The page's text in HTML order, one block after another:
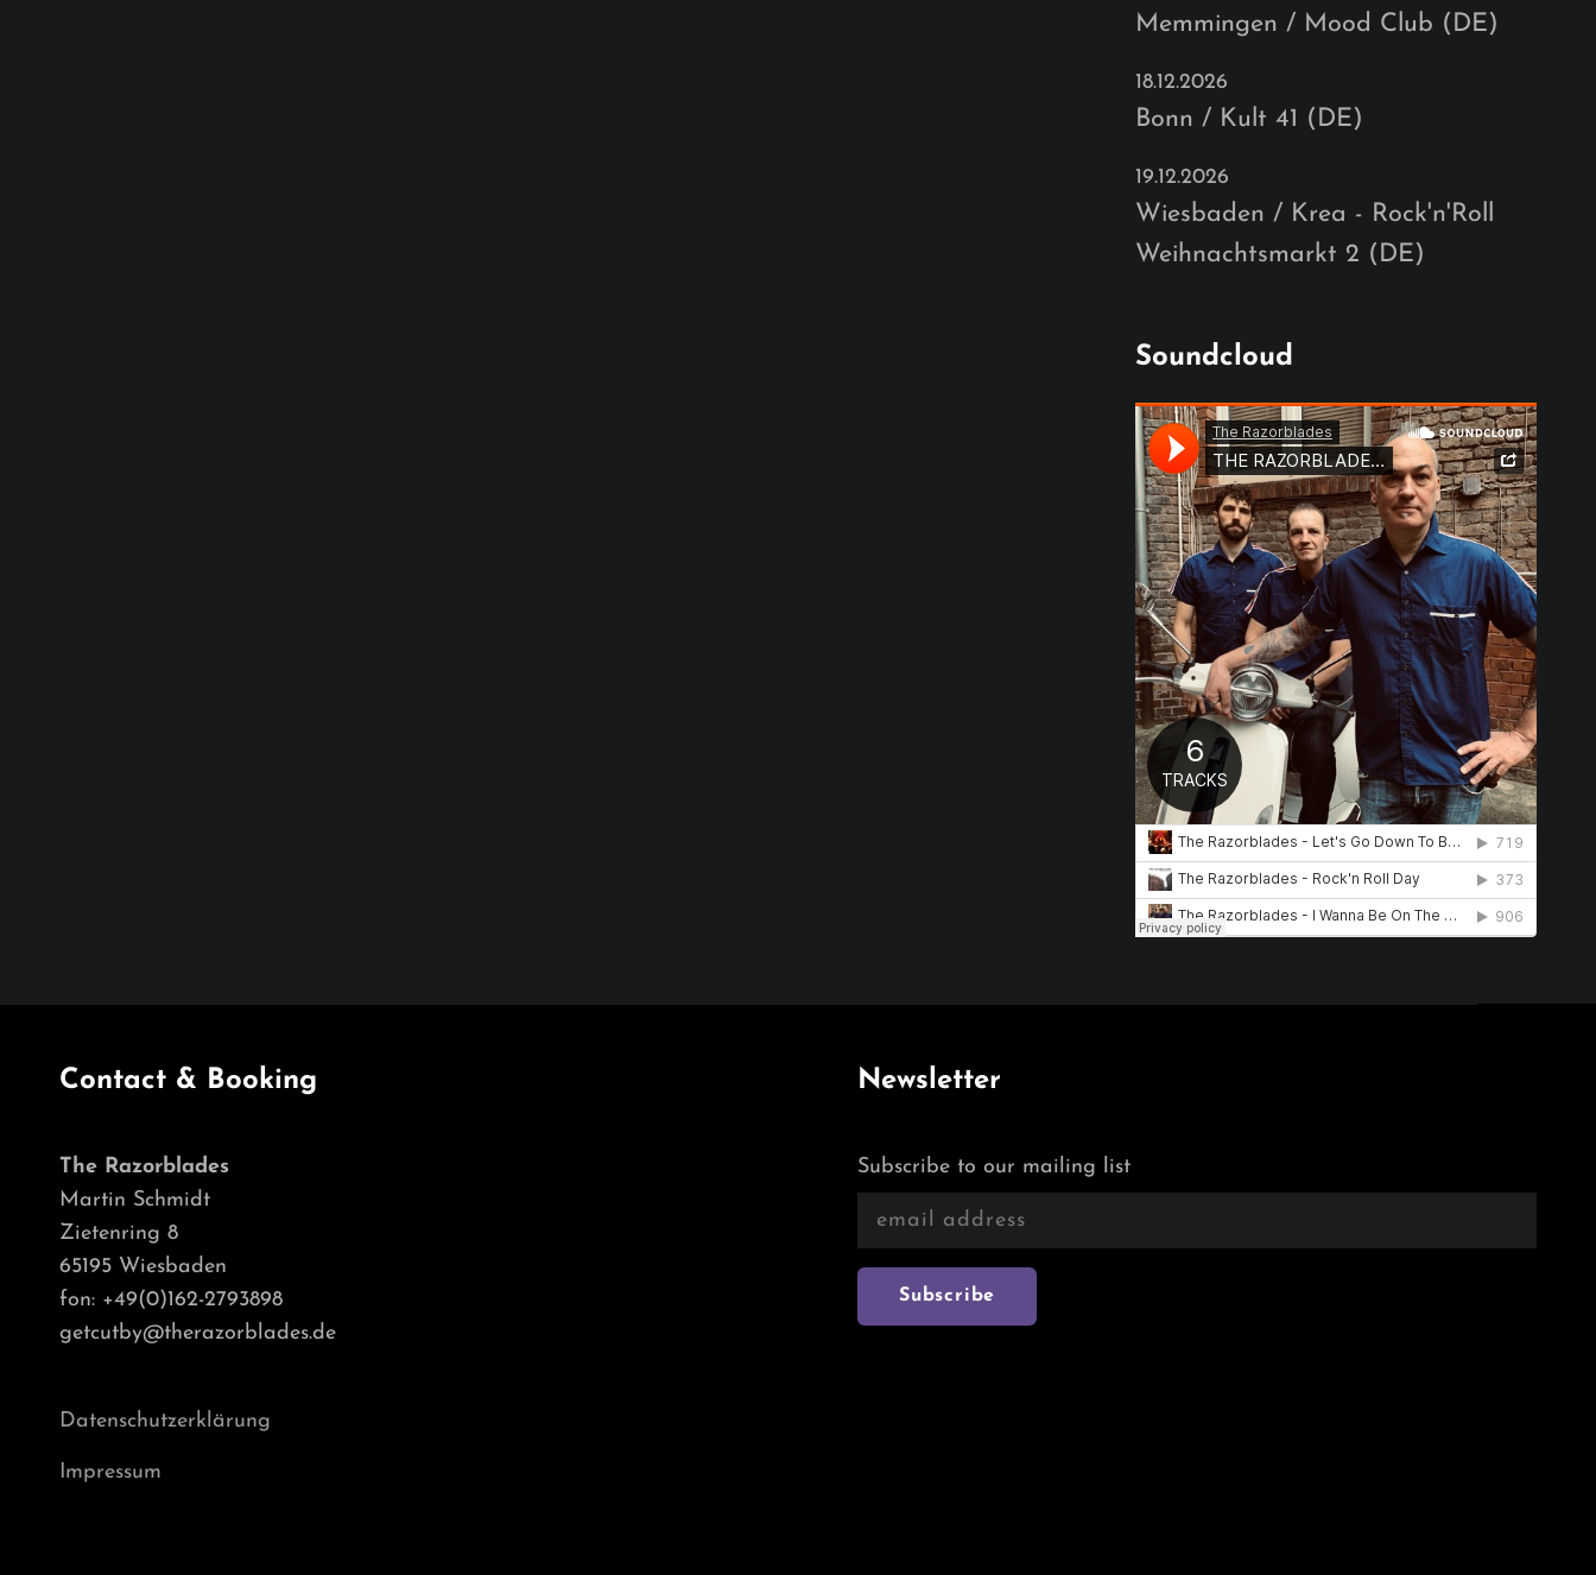
Memmingen / Mood Club (DE)
18.12.2026
Bonn / Kult 41 (DE)
19.12.2026
Wiesbaden / Krea - Rock'n'Roll
Weihnachtsmarkt 2 (DE)
Soundcloud
Contact & Booking
The Razorblades
Martin Schmidt
Zietenring 8
65195 Wiesbaden
fon: +49(0)162-2793898
getcutby@therazorblades.de
Datenschutzerklärung
Impressum
Newsletter
Subscribe to our mailing list